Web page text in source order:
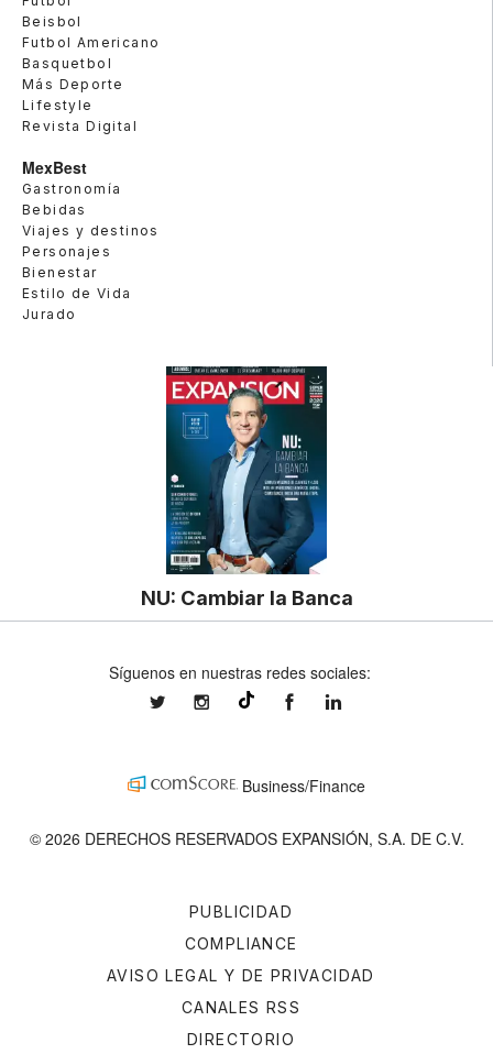
Beisbol
Futbol Americano
Basquetbol
Más Deporte
Lifestyle
Revista Digital
MexBest
Gastronomía
Bebidas
Viajes y destinos
Personajes
Bienestar
Estilo de Vida
Jurado
NU: Cambiar la Banca
PUBLICIDAD
COMPLIANCE
AVISO LEGAL Y DE PRIVACIDAD
CANALES RSS
DIRECTORIO
Síguenos en nuestras redes sociales:
expansionmxexpansionmx ExpansionMex
Business/Finance
© 2026 DERECHOS RESERVADOS EXPANSIÓN, S.A. DE C.V.